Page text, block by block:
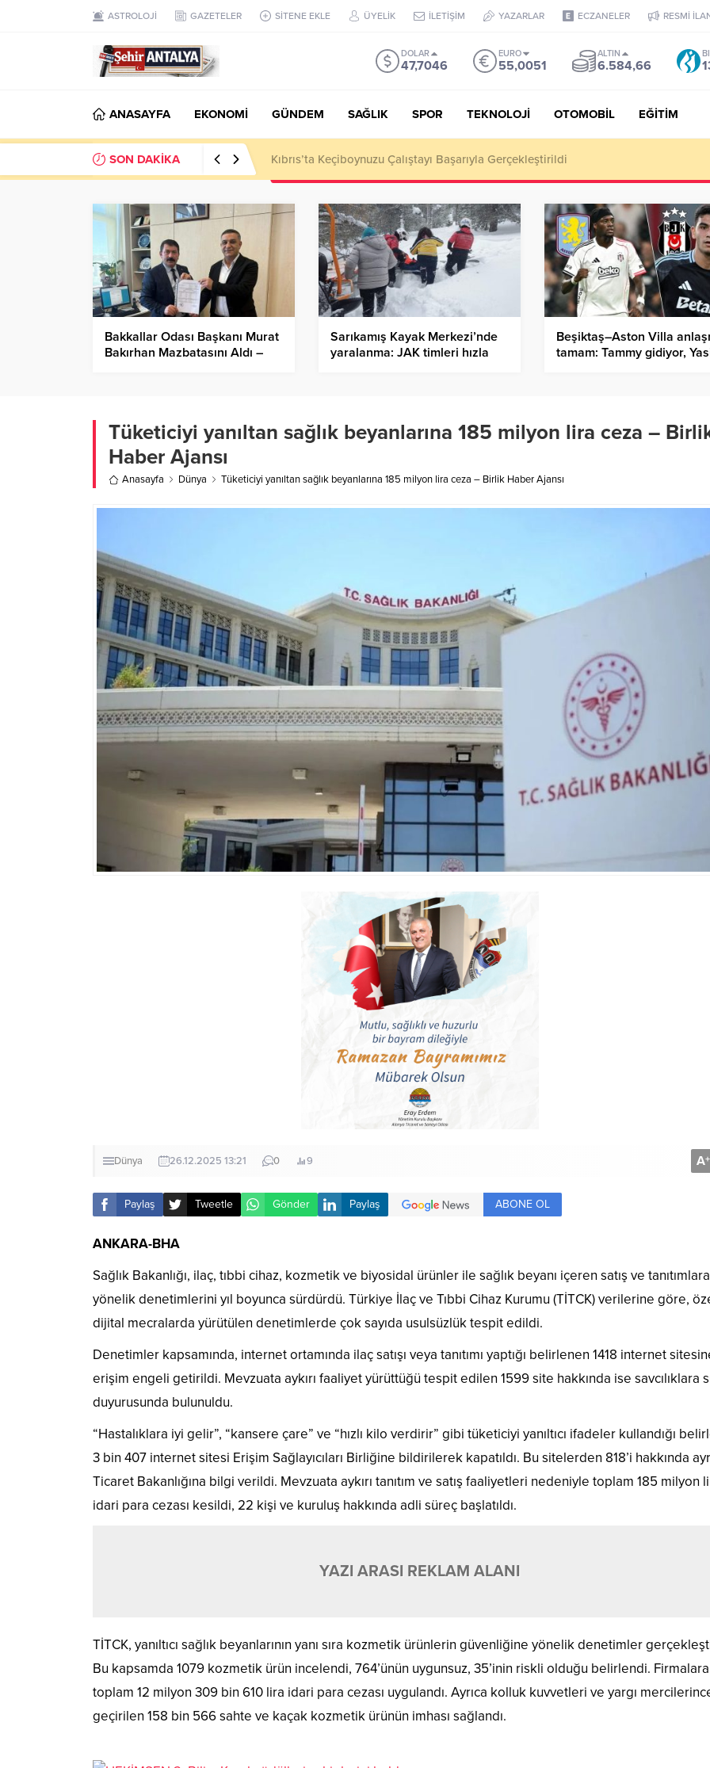
ASTROLOJİ GAZETELER SİTENE EKLE ÜYELİK İLETİŞİM YAZARLAR ECZANELER RESMİ
DOLAR
47,7046
EURO
55,0051
ALTIN
6.584,66
ANASAYFA EKONOMİ GÜNDEM SAĞLIK SPOR TEKNOLOJİ OTOMOBİL EĞİTİM
SON DAKİKA LGS’de 500 Tam Puan, YKS’de İlk 1000 Başarısı: Doğru Cevap Eğitim Kurumları
Bakkallar Odası Başkanı Murat
Bakırhan Mazbatasını Aldı –
Sarıkamış Kayak Merkezi’nde
yaralanma: JAK timleri hızla
Beşiktaş–Aston Villa
tamam: Tammy gidiyor,
Tüketiciyi yanıltan sağlık beyanlarına 185 milyon lira ceza –
Haber Ajansı
Anasayfa Dünya Tüketiciyi yanıltan sağlık beyanlarına 185 milyon lira ceza – Birlik Haber Ajansı
Dünya 26.12.2025 13:21 0 9 A+
Paylaş Tweetle Gönder Paylaş ABONE OL
ANKARA-BHA
Sağlık Bakanlığı, ilaç, tıbbi cihaz, kozmetik ve biyosidal ürünler ile sağlık beyanı içeren satış ve tanıtımlara
yönelik denetimlerini yıl boyunca sürdürdü. Türkiye İlaç ve Tıbbi Cihaz Kurumu (TİTCK) verilerine göre,
dijital mecralarda yürütülen denetimlerde çok sayıda usulsüzlük tespit edildi.
Denetimler kapsamında, internet ortamında ilaç satışı veya tanıtımı yaptığı belirlenen 1418 internet
erişim engeli getirildi. Mevzuata aykırı faaliyet yürüttüğü tespit edilen 1599 site hakkında ise savcılıklara
duyurusunda bulunuldu.
“Hastalıklara iyi gelir”, “kansere çare” ve “hızlı kilo verdirir” gibi tüketiciyi yanıltıcı ifadeler kullandığı
3 bin 407 internet sitesi Erişim Sağlayıcıları Birliğine bildirilerek kapatıldı. Bu sitelerden 818’i hakkında
Ticaret Bakanlığına bilgi verildi. Mevzuata aykırı tanıtım ve satış faaliyetleri nedeniyle toplam 185 milyon
idari para cezası kesildi, 22 kişi ve kuruluş hakkında adli süreç başlatıldı.
YAZI ARASI REKLAM ALANI
TİTCK, yanıltıcı sağlık beyanlarının yanı sıra kozmetik ürünlerin güvenliğine yönelik denetimler
Bu kapsamda 1079 kozmetik ürün incelendi, 764’ünün uygunsuz, 35’inin riskli olduğu belirlendi. Firmalara
toplam 12 milyon 309 bin 610 lira idari para cezası uygulandı. Ayrıca kolluk kuvvetleri ve yargı
geçirilen 158 bin 566 sahte ve kaçak kozmetik ürünün imhası sağlandı.